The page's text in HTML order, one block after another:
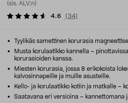
(sis. ALV:n)
4.6 (34)
Tyylikäs samettinen korurasia
Musta korulaatikko kannella –
korurasioiden kanssa.
Miesten korurasia, jossa 8 erikokoista
kalvosinnapeille ja muille asusteille.
Kello- ja korulaatikko kotiin ja matkalle –
Saatavana eri versioina – kannettomana